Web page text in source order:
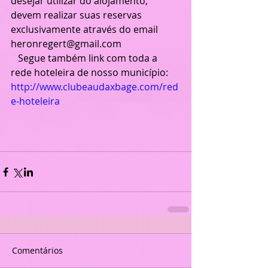
devem realizar suas reservas
exclusivamente através do email
heronregert@gmail.com
rede hoteleira de nosso município:
http://www.clubeaudaxbage.com/red
e-hoteleira
Comentários